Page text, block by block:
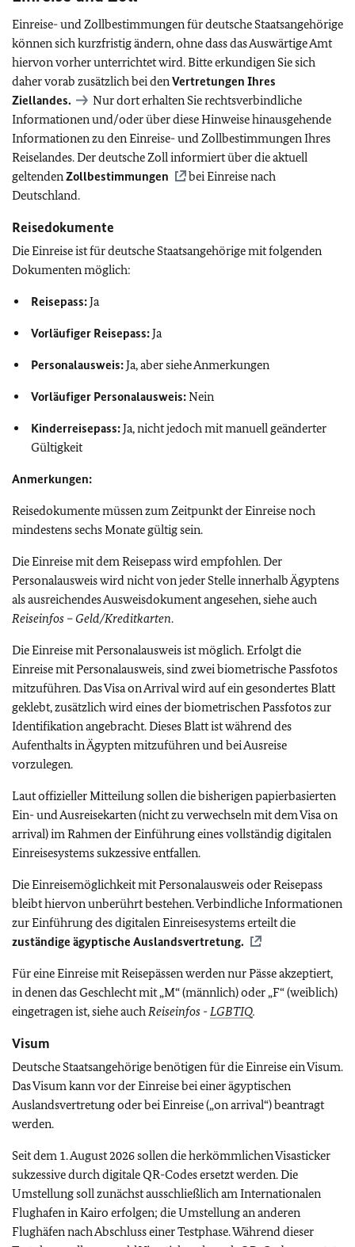
Einreise- und Zollbestimmungen für deutsche Staatsangehörige
können sich kurzfristig ändern, ohne dass das Auswärtige Amt
hiervon vorher unterrichtet wird. Bitte erkundigen Sie sich
daher vorab zusätzlich bei denVertretungen Ihres
Ziellandes.
Nur dort erhalten Sie rechtsverbindliche
Informationen und/oder über diese Hinweise hinausgehende
Informationen zu den Einreise- und Zollbestimmungen Ihres
Reiselandes. Der deutsche Zoll informiert über die aktuell
geltendenZollbestimmungen
bei Einreise nach
Deutschland.
Reisedokumente
Die Einreise ist für deutsche Staatsangehörige mit folgenden
Dokumenten möglich:
Reisepass:Ja
Vorläufiger Reisepass:Ja
Personalausweis:Ja, aber siehe Anmerkungen
Vorläufiger Personalausweis:Nein
Kinderreisepass:Ja, nicht jedoch mit manuell geänderter
Gültigkeit
Anmerkungen:
Reisedokumente müssen zum Zeitpunkt der Einreise noch
mindestens sechs Monate gültig sein.
Die Einreise mit dem Reisepass wird empfohlen. Der
Personalausweis wird nicht von jeder Stelle innerhalb Ägyptens
als ausreichendes Ausweisdokument angesehen, siehe auch
Reiseinfos – Geld/Kreditkarten.
Die Einreise mit Personalausweis ist möglich. Erfolgt die
Einreise mit Personalausweis, sind zwei biometrische Passfotos
mitzuführen. Das Visa on Arrival wird auf ein gesondertes Blatt
geklebt, zusätzlich wird eines der biometrischen Passfotos zur
Identifikation angebracht. Dieses Blatt ist während des
Aufenthalts in Ägypten mitzuführen und bei Ausreise
vorzulegen.
Laut offizieller Mitteilung sollen die bisherigen papierbasierten
Ein- und Ausreisekarten (nicht zu verwechseln mit dem Visa on
arrival) im Rahmen der Einführung eines vollständig digitalen
Einreisesystems sukzessive entfallen.
Die Einreisemöglichkeit mit Personalausweis oder Reisepass
bleibt hiervon unberührt bestehen. Verbindliche Informationen
zur Einführung des digitalen Einreisesystems erteiltdie
zuständige ägyptische Auslandsvertretung.
Für eine Einreise mit Reisepässen werden nur Pässe akzeptiert,
in denen das Geschlecht mit „M“ (männlich) oder „F“ (weiblich)
eingetragen ist, siehe auchReiseinfos - LGBTIQ.
Visum
Deutsche Staatsangehörige benötigen für die Einreise ein Visum.
Das Visum kann vor der Einreise bei einer ägyptischen
Auslandsvertretung oder bei Einreise („on arrival“) beantragt
werden.
Seit dem 1. August 2026 sollen die herkömmlichen Visasticker
sukzessive durch digitale QR-Codes ersetzt werden. Die
Umstellung soll zunächst ausschließlich am Internationalen
Flughafen in Kairo erfolgen; die Umstellung an anderen
Flughäfen nach Abschluss einer Testphase. Während dieser